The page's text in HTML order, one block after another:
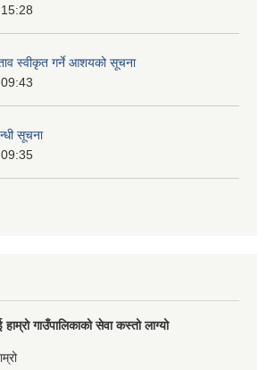
स्वीकृत गर्ने आशयको सूचना
सूचना
हाम्रो गाउँपालिकाको सेवा कस्तो लाग्यो